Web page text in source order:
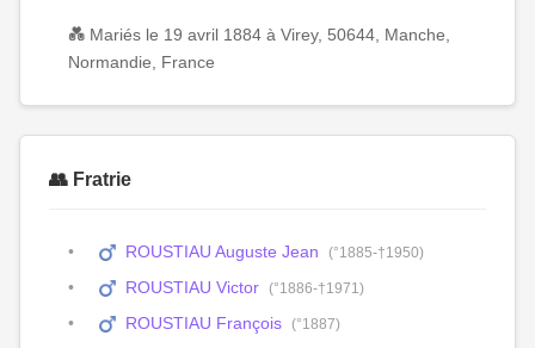
💑 Mariés le 19 avril 1884 à Virey, 50644, Manche,
Normandie, France
👥 Fratrie
ROUSTIAU Auguste Jean (°1885-†1950)
ROUSTIAU Victor (°1886-†1971)
ROUSTIAU François (°1887)